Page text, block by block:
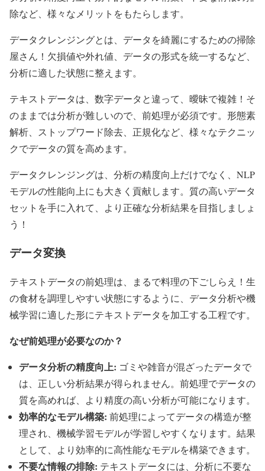
除など、様々なメリットをもたらします。
データクレンジングとは、データを綺麗にするための掃除
屋さん！欠損値や外れ値、データの形式を統一するなど、
分析に適した状態に整えます。
テキストデータは、数字データと違って、曖昧で複雑！そ
のままでは分析が難しいので、前処理が必須です。形態素
解析、ストップワード除去、正規化など、様々なテクニッ
クでデータの質を高めます。
データクレンジングは、分析の精度向上だけでなく、NLP
モデルの性能向上にも大きく貢献します。質の高いデータ
セットを手に入れて、より正確な分析結果を目指しましょ
う！
データ変換
テキストデータの前処理は、まるで料理の下ごしらえ！生
の食材を調理しやすい状態にするように、データ分析や機
械学習に適した形にテキストデータを加工する工程です。
なぜ前処理が必要なのか？
データ分析の精度向上: ゴミや雑音が混ざったデータで
は、正しい分析結果が得られません。前処理でデータの
質を高めれば、より精度の高い分析が可能になります。
効率的なモデル構築: 前処理によってデータの構造が整
理され、機械学習モデルが学習しやすくなります。結果
として、より効率的に高性能なモデルを構築できます。
不要な情報の排除: テキストデータには、分析に不要な